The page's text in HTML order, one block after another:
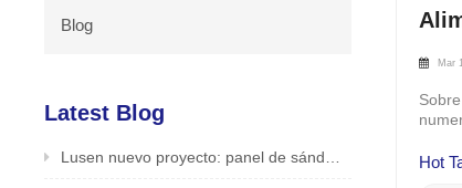
Mar
Hot
Blog
Latest Blog
Lusen nuevo proyecto: panel de sándwich PIR para la aplicación del techo en la fábrica de alimentos /bebidas